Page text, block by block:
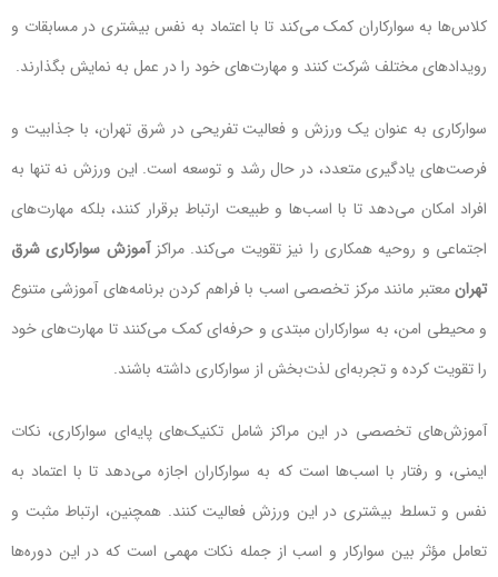
کلاس‌ها به سوارکاران کمک می‌کند تا با اعتماد به نفس بیشتری در مسابقات و
رویدادهای مختلف شرکت کنند و مهارت‌های خود را در عمل به نمایش بگذارند.
سوارکاری به عنوان یک ورزش و فعالیت تفریحی در شرق تهران، با جذابیت و
فرصت‌های یادگیری متعدد، در حال رشد و توسعه است. این ورزش نه تنها به
افراد امکان می‌دهد تا با اسب‌ها و طبیعت ارتباط برقرار کنند، بلکه مهارت‌های
اجتماعی و روحیه همکاری را نیز تقویت می‌کند. مراکزآموزش سوارکاری شرق
تهرانمعتبر مانند مرکز تخصصی اسب با فراهم کردن برنامه‌های آموزشی متنوع
و محیطی امن، به سوارکاران مبتدی و حرفه‌ای کمک می‌کنند تا مهارت‌های خود
را تقویت کرده و تجربه‌ای لذت‌بخش از سوارکاری داشته باشند.
آموزش‌های تخصصی در این مراکز شامل تکنیک‌های پایه‌ای سوارکاری، نکات
ایمنی، و رفتار با اسب‌ها است که به سوارکاران اجازه می‌دهد تا با اعتماد به
نفس و تسلط بیشتری در این ورزش فعالیت کنند. همچنین، ارتباط مثبت و
تعامل مؤثر بین سوارکار و اسب از جمله نکات مهمی است که در این دوره‌ها